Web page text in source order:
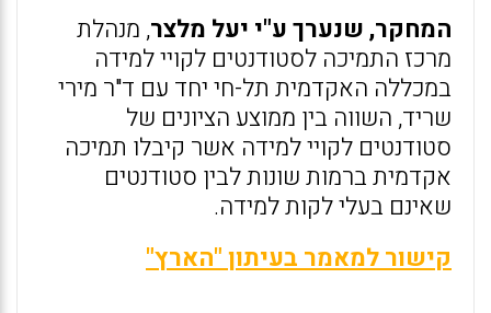
המחקר, שנערך ע"י יעל מלצר, מנהלת
מרכז התמיכה לסטודנטים לקויי למידה
במכללה האקדמית תל-חי יחד עם ד"ר מירי
שריד, השווה בין ממוצע הציונים של
סטודנטים לקויי למידה אשר קיבלו תמיכה
אקדמית ברמות שונות לבין סטודנטים
שאינם בעלי לקות למידה.
קישור למאמר בעיתון "הארץ"